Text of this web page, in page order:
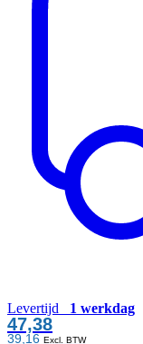
Levertijd 1 werkdag
47,38
39,16